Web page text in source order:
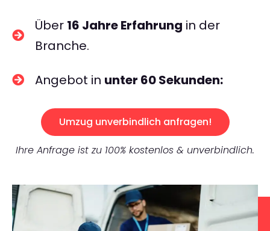
Über 16 Jahre Erfahrung in der
Branche.
Angebot in unter 60 Sekunden:
Umzug unverbindlich anfragen!
Ihre Anfrage ist zu 100% kostenlos & unverbindlich.